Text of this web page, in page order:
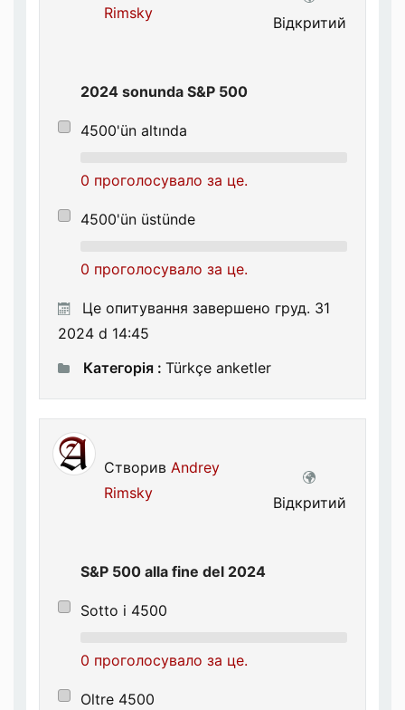
Rimsky
Відкритий
2024 sonunda S&P 500
4500'ün altında
0 проголосувало за це.
4500'ün üstünde
0 проголосувало за це.
Це опитування завершено груд. 31
2024 d 14:45
Категорія : Türkçe anketler
Створив Andrey
Rimsky
Відкритий
S&P 500 alla fine del 2024
Sotto i 4500
0 проголосувало за це.
Oltre 4500